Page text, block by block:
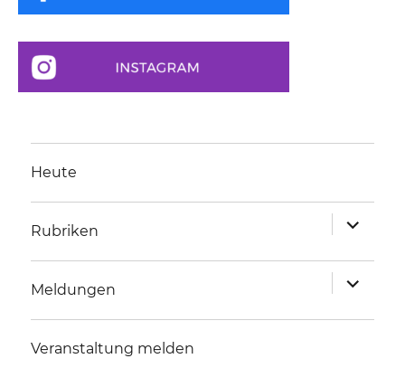
Heute
Rubriken
anzeigen
Meldungen
anzeigen
Veranstaltung melden